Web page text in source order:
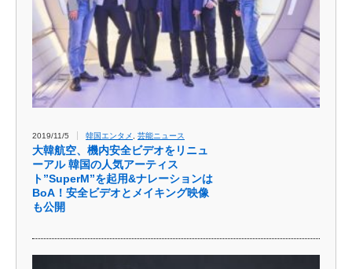
2019/11/5 韓国エンタメ 芸能ニュース
大韓航空、機内安全ビデオをリニュ
ーアル 韓国の人気アーティス
ト”SuperM”を起用&ナレーションは
BoA！安全ビデオとメイキング映像
も公開